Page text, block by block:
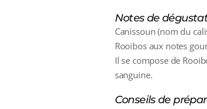
Notes de
Canissoun (nom du
Rooibos aux notes
Il se compose de
sanguine.
Conseils de